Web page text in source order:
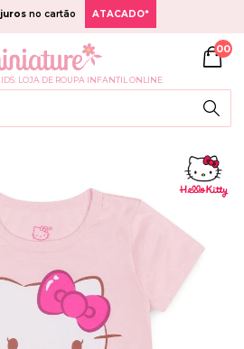
no cartão ATACADO*
LOJA DE ROUPA INFANTIL ONLINE
00